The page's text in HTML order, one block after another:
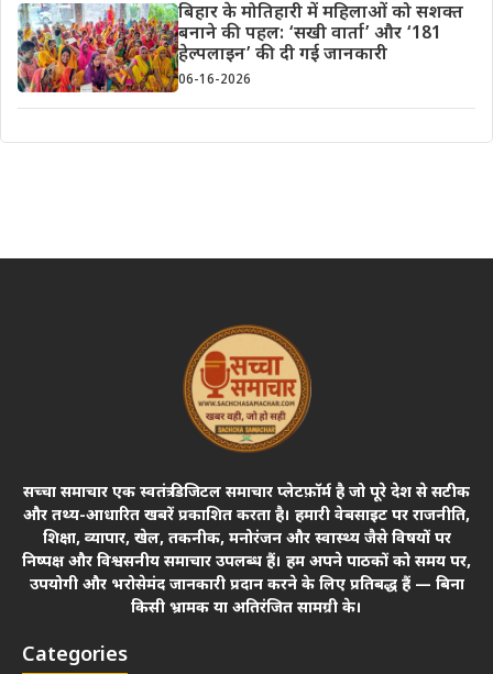
बिहार के मोतिहारी में महिलाओं को सशक्त
बनाने की पहल: ‘सखी वार्ता’ और ‘181
हेल्पलाइन’ की दी गई जानकारी
06-16-2026
सच्चा समाचार एक स्वतंत्र डिजिटल समाचार प्लेटफ़ॉर्म है जो पूरे देश से सटीक
और तथ्य-आधारित खबरें प्रकाशित करता है। हमारी वेबसाइट पर राजनीति,
शिक्षा, व्यापार, खेल, तकनीक, मनोरंजन और स्वास्थ्य जैसे विषयों पर
निष्पक्ष और विश्वसनीय समाचार उपलब्ध हैं। हम अपने पाठकों को समय पर,
उपयोगी और भरोसेमंद जानकारी प्रदान करने के लिए प्रतिबद्ध हैं — बिना
किसी भ्रामक या अतिरंजित सामग्री के।
Categories